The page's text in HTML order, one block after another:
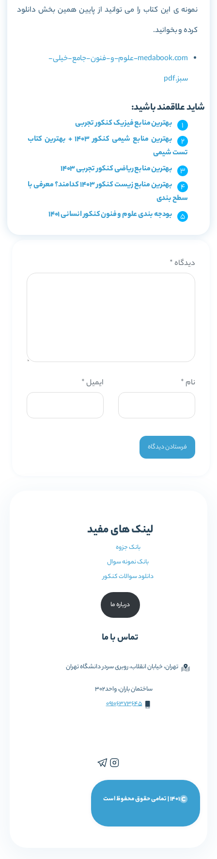
نمونه ی این کتاب را می توانید از پایین همین بخش دانلود
کرده و بخوانید.
medabook.com-علوم-و-فنون-جامع-خیلی-
سبز.pdf
شاید علاقمند باشید:
بهترین منابع فیزیک کنکور تجربی
بهترین منابع شیمی کنکور 1403 + بهترین کتاب
تست شیمی
بهترین منابع ریاضی کنکور تجربی 1403
بهترین منابع زیست کنکور 1403 کدامند؟ معرفی با
سطح بندی
بودجه بندی علوم و فنون کنکور انسانی 1401
دیدگاه *
نام * ایمیل*
لینک های مفید
بانک جزوه
بانک نمونه سوال
دانلود سوالات کنکور
درباره ما
تماس با ما
تهران، خیابان انقلاب، روبری سردر دانشگاه تهران
ساختمان باران، واحد302
09106373645
1401 | تمامی حقوق محفوظ است